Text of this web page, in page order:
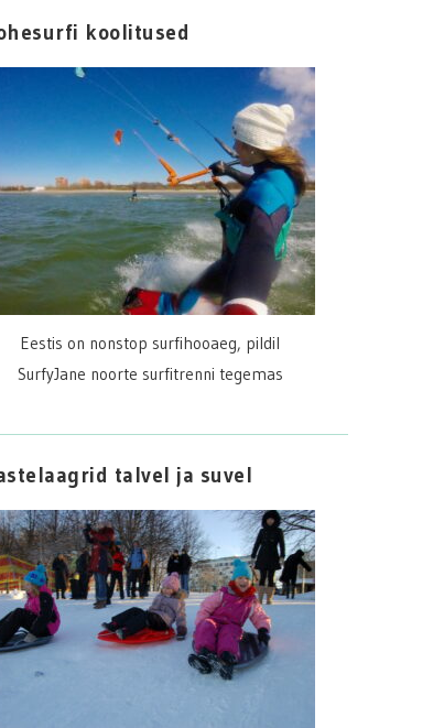
koolitused
Eestis on nonstop surfihooaeg, pildil
SurfyJane noorte surfitrenni tegemas
talvel ja suvel